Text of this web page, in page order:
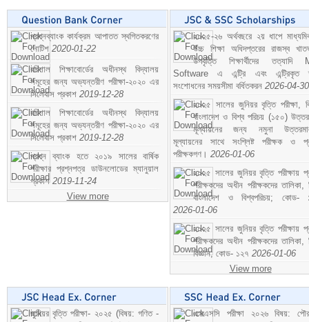
প্রশ্নব্যাংক কার্যক্রম আপাতত স্থগিতকরণের
নোটিশ 2020-01-22
বরিশাল শিক্ষাবোর্ডের অধীনস্থ বিদ্যালয়
সমূহের জন্য অভ্যন্তরীণ পরীক্ষা-২০২০ এর
সিলেবাস প্রকাশ 2019-12-28
বরিশাল শিক্ষাবোর্ডের অধীনস্থ বিদ্যালয়
সমূহের জন্য অভ্যন্তরীণ পরীক্ষা-২০২০ এর
সিলেবাস প্রকাশ 2019-12-28
প্রশ্ন ব্যাংক হতে ২০১৯ সালের বার্ষিক
পরীক্ষার প্রশ্নপত্র ডাউনলোডের ম্যানুয়াল
প্রকাশ 2019-11-24
View more
২০২৫-২৬ অর্থবছরে ২য় ধাপে
উচ্চ শিক্ষা অধিদপ্তরের রাজস্ব
উপবৃত্তি শিক্ষার্থীদের তত্যাদি
Software এ এন্ট্রি এবং এন্ট্রিকৃত
সংশোধনের সময়সীমা বর্ধিতকরন 2026-04-30
২০২৫ সালের জুনিয়র বৃত্তি পরীক্ষা,
বাংলাদেশ ও বিশ্ব পরিচয় (১৫০)
মূল্যায়নের জন্য নমুনা
মূল্যায়নের সাথে সংশ্লিষ্ট পরীক্ষক ও
পরীক্ষকগণ। 2026-01-06
২০২৫ সালের জুনিয়র বৃত্তি পরীক্ষায়
পরীক্ষকদের অধীন পরীক্ষকদের তালিকা,
বাংলাদেশ ও বিশ্বপরিচয়; কোড-
2026-01-06
২০২৫ সালের জুনিয়র বৃত্তি পরীক্ষায়
পরীক্ষকদের অধীন পরীক্ষকদের তালিকা,
বিজ্ঞান; কোড- ১২৭ 2026-01-06
View more
জুনিয়র বৃত্তি পরীক্ষা- ২০২৫ (বিষয়: গণিত -
এসএসসি পরীক্ষা ২০২৬ বিষয়: